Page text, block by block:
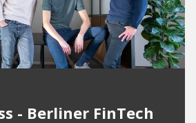
- Berliner FinTech